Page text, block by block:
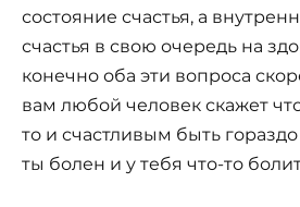
состояние счастья, а
счастья в свою очередь на
конечно оба эти вопроса
вам любой человек скажет
то и счастливым быть
ты болен и у тебя что-то